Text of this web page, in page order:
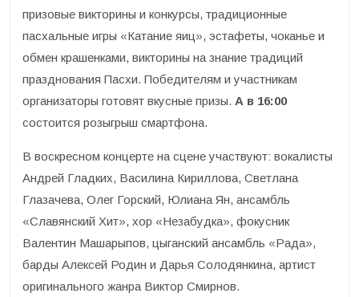
призовые викторины и конкурсы, традиционные
пасхальные игры «Катание яиц», эстафеты, чоканье и
обмен крашенками, викторины на знание традиций
празднования Пасхи. Победителям и участникам
организаторы готовят вкусные призы. А в 16:00
состоится розыгрыш смартфона.
В воскресном концерте на сцене участвуют: вокалисты
Андрей Гладких, Василина Кириллова, Светлана
Глазачева, Олег Горский, Юлиана Ян, ансамбль
«Cлавянский Хит», хор «Незабудка», фокусник
Валентин Машарыпов, цыганский ансамбль «Рада»,
барды Алексей Родин и Дарья Солодянкина, артист
оригинального жанра Виктор Смирнов.